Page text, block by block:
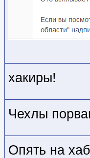
хакиры!
Чехлы
Опять на